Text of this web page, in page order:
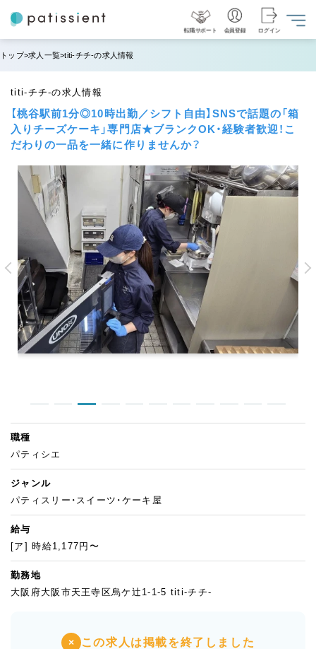
転職サポート 会員登録 ログイン
トップ 求人一覧 titi-チチ-の求人情報
titi-チチ-の求人情報
【桃谷駅前1分◎10時出勤／シフト自由】SNSで話題の「箱
入りチーズケーキ」専門店★ブランクOK・経験者歓迎！こ
だわりの一品を一緒に作りませんか？
職種
パティシエ
ジャンル
パティスリー・スイーツ・ケーキ屋
給与
[ア] 時給1,177円〜
勤務地
大阪府大阪市天王寺区烏ケ辻1-1-5 titi-チチ-
× この求人は掲載を終了しました